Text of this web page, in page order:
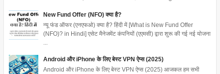
New Fund Offer (NFO) क्या है?
न्यू फंड ऑफर (एनएफओ) क्या है? हिंदी में [What is New Fund Offer
(NFO)? in Hindi] एसेट मैनेजमेंट कंपनियों (एएमसी) द्वारा शुरू की गई नई योजना
Android और iPhone के लिए बेस्ट VPN ऐप्स (2025)
Android और iPhone के लिए बेस्ट VPN ऐप्स (2025) आजकल हम सभी